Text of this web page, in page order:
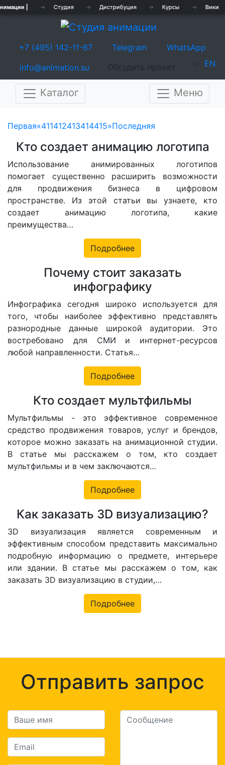
| → Студия → Дистрибуция → Курсы → Вики
+7 (495) 142-11-67 Telegram
WhatsApp
info@animation.su
Обсудить проект EN
Каталог Меню
Первая«411412413414415»Последняя
Кто создает анимацию логотипа
Использование анимированных логотипов
помогает существенно расширить возможности
для продвижения бизнеса в цифровом
пространстве. Из этой статьи вы узнаете, кто
создает анимацию логотипа, какие
преимущества…
Подробнее
Почему стоит заказать
инфографику
Инфографика сегодня широко используется для
того, чтобы наиболее эффективно представлять
разнородные данные широкой аудитории. Это
востребовано для СМИ и интернет-ресурсов
любой направленности. Статья…
Подробнее
Кто создает мультфильмы
Мультфильмы - это эффективное современное
средство продвижения товаров, услуг и брендов,
которое можно заказать на анимационной студии.
В статье мы расскажем о том, кто создает
мультфильмы и в чем заключаются…
Подробнее
Как заказать 3D визуализацию?
3D визуализация является современным и
эффективным способом представить максимально
подробную информацию о предмете, интерьере
или здании. В статье мы расскажем о том, как
заказать 3D визуализацию в студии,…
Подробнее
Отправить запрос